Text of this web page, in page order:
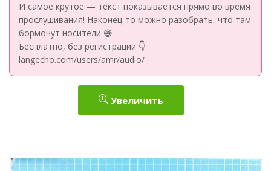
И самое крутое — текст показывается прямо во время
прослушивания! Наконец-то можно разобрать, что там
бормочут носители 😅
Бесплатно, без регистрации 👇
langecho.com/users/amr/audio/
Увеличить